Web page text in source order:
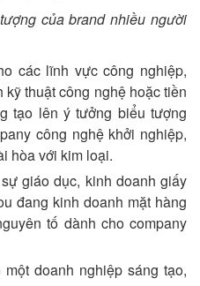
của brand nhiều người
các lĩnh vực công nghiệp,
thuật công nghệ hoặc tiền
tạo lên ý tưởng biểu tượng
công nghệ khởi nghiệp,
hòa với kim loại.
giáo dục, kinh doanh giấy
đang kinh doanh mặt hàng
tố dành cho company
doanh nghiệp sáng tạo,